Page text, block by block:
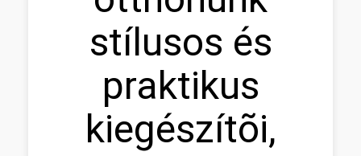
stílusos és
praktikus
kiegészítõi,